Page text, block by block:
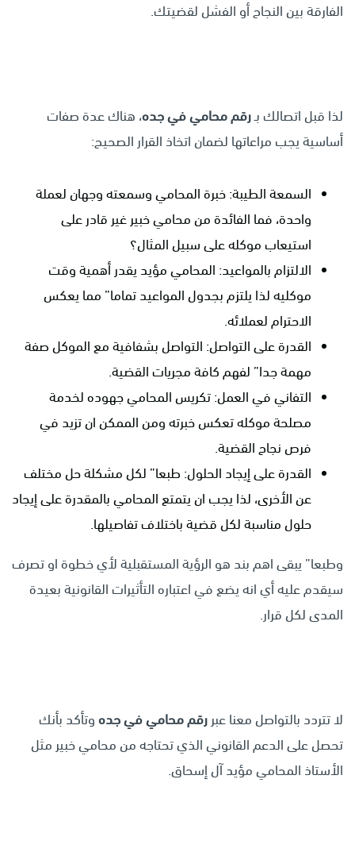
الفارقة بين النجاح أو الفشل لقضيتك.
لذا قبل اتصالك بـرقم محامي في جده، هناك عدة صفات
أساسية يجب مراعاتها لضمان اتخاذ القرار الصحيح:
السمعة الطيبة: خبرة المحامي وسمعته وجهان لعملة
واحدة، فما الفائدة من محامي خبير غير قادر على
استيعاب موكله على سبيل المثال؟
الالتزام بالمواعيد: المحامي مؤيد يقدر أهمية وقت
موكليه لذا يلتزم بجدول المواعيد تماما” مما يعكس
الاحترام لعملائه.
القدرة على التواصل: التواصل بشفافية مع الموكل صفة
مهمة جدا” لفهم كافة مجريات القضية.
التفاني في العمل: تكريس المحامي جهوده لخدمة
مصلحة موكله تعكس خبرته ومن الممكن ان تزيد في
فرص نجاح القضية.
القدرة على إيجاد الحلول: طبعا” لكل مشكلة حل مختلف
عن الأخرى، لذا يجب ان يتمتع المحامي بالمقدرة على إيجاد
حلول مناسبة لكل قضية باختلاف تفاصيلها.
وطبعا” يبقى اهم بند هو الرؤية المستقبلية لأي خطوة او تصرف
سيقدم عليه أي انه يضع في اعتباره التأثيرات القانونية بعيدة
المدى لكل قرار.
لا تتردد بالتواصل معنا عبر رقم محامي في جدهوتأكد بأنك
تحصل على الدعم القانوني الذي تحتاجه من محامي خبير مثل
الأستاذ المحامي مؤيد آل إسحاق.